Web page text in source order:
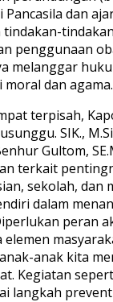
dan
tindakan-
penggunaan
melanggar
dan agama.
terpisah,
SIK.,
Gultom,
terkait
sekolah, dan
dalam
peran
elemen
anak kita
Kegiatan
langkah